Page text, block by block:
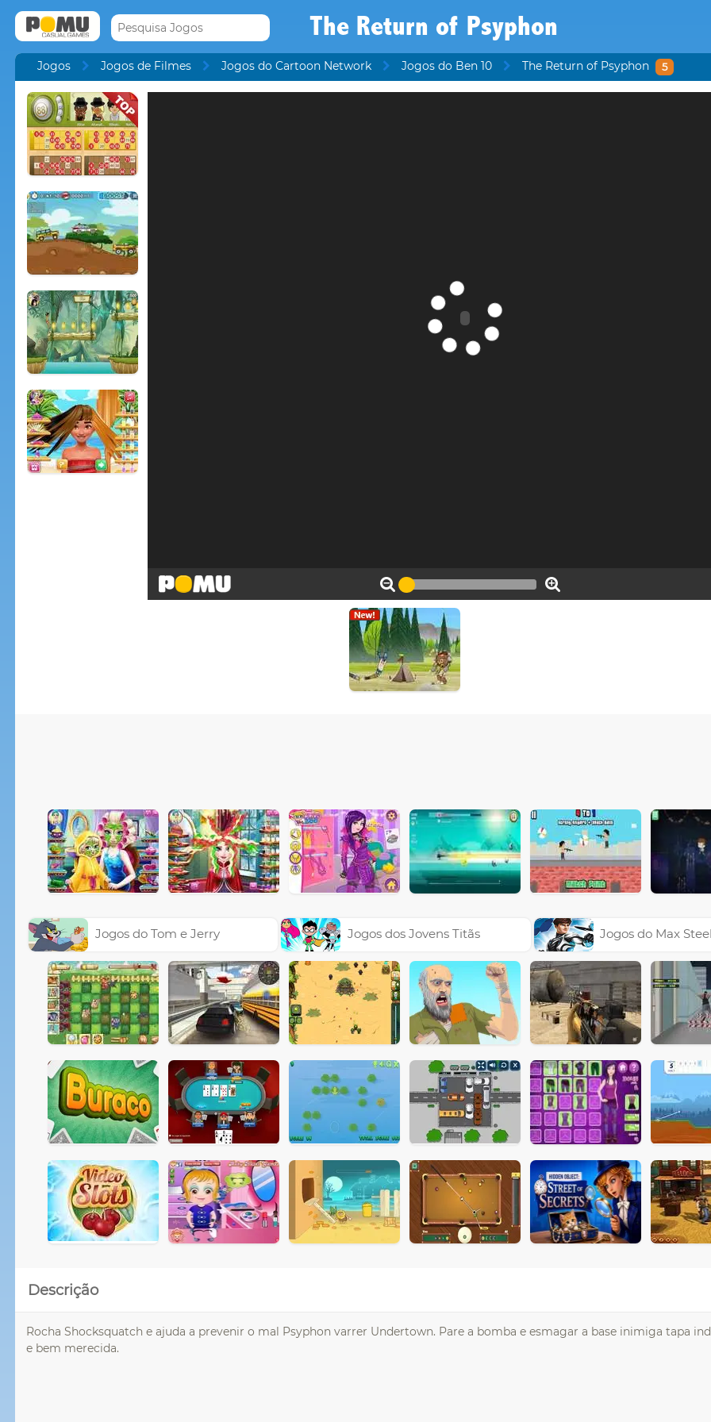
The Return of Psyphon
Jogos Jogos de Filmes Jogos do Cartoon Network Jogos do Ben 10 The Return of Psyphon 5
Jogos do Tom e Jerry Jogos dos Jovens Titãs Jogos do Max
Descrição
Rocha Shocksquatch e ajuda a prevenir o mal Psyphon varrer Undertown. Pare a bomba e esmagar a base inimiga tapa
e bem merecida.